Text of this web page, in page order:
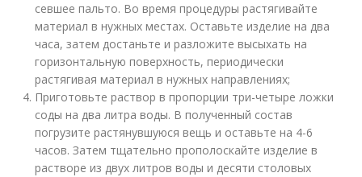
севшее пальто. Во время процедуры растягивайте
материал в нужных местах. Оставьте изделие на два
часа, затем достаньте и разложите высыхать на
горизонтальную поверхность, периодически
растягивая материал в нужных направлениях;
Приготовьте раствор в пропорции три-четыре ложки
соды на два литра воды. В полученный состав
погрузите растянувшуюся вещь и оставьте на 4-6
часов. Затем тщательно прополоскайте изделие в
растворе из двух литров воды и десяти столовых